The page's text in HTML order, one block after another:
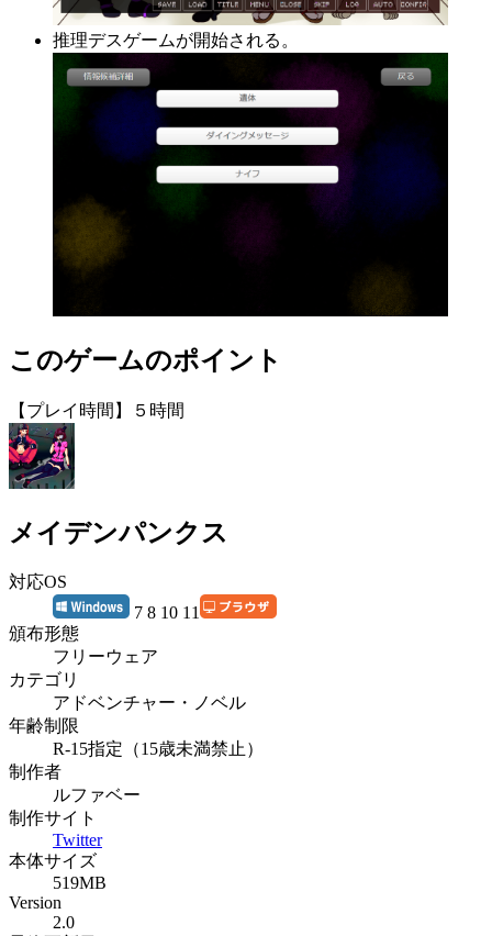
推理デスゲームが開始される。
このゲームのポイント
【プレイ時間】５時間
メイデンパンクス
対応OS
7 8 10 11
頒布形態
フリーウェア
カテゴリ
アドベンチャー・ノベル
年齢制限
R-15指定（15歳未満禁止）
制作者
ルファベー
制作サイト
Twitter
本体サイズ
519MB
Version
2.0